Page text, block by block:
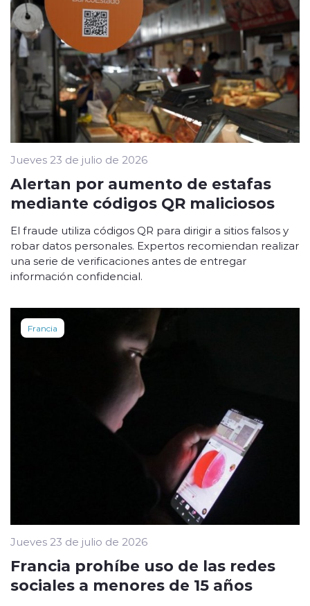
Jueves 23 de julio de 2026
Alertan por aumento de estafas
mediante códigos QR maliciosos
El fraude utiliza códigos QR para dirigir a sitios falsos y
robar datos personales. Expertos recomiendan realizar
una serie de verificaciones antes de entregar
información confidencial.
Francia
Jueves 23 de julio de 2026
Francia prohíbe uso de las redes
sociales a menores de 15 años